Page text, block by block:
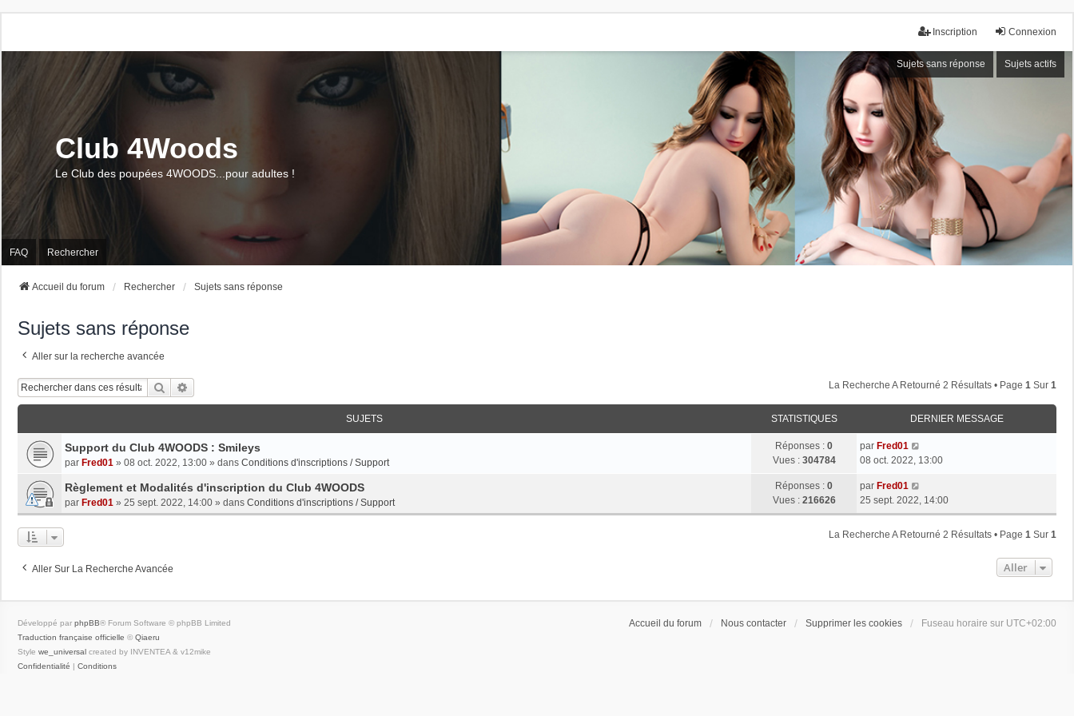
Connexion
Inscription
Sujets sans réponse Sujets actifs
Club 4Woods
Le Club des poupées 4WOODS...pour adultes !
FAQ Rechercher
Accueil du forum Rechercher Sujets sans réponse
Sujets sans réponse
Aller sur la recherche avancée
Rechercher La Recherche A Retourné 2 Résultats • Page 1 Sur 1
SUJETS STATISTIQUES DERNIER MESSAGE
Support du Club 4WOODS : Smileys
par Fred01 » 08 oct. 2022, 13:00 » dans Conditions d'inscriptions / Support
Réponses : 0
Vues : 304784
par Fred01
08 oct. 2022, 13:00
Règlement et Modalités d'inscription du Club 4WOODS
par Fred01 » 25 sept. 2022, 14:00 » dans Conditions d'inscriptions / Support
Réponses : 0
Vues : 216626
par Fred01
25 sept. 2022, 14:00
La Recherche A Retourné 2 Résultats • Page 1 Sur 1
Aller Sur La Recherche Avancée Aller
Accueil du forum Nous contacter Supprimer les cookies Fuseau horaire sur UTC+02:00
Développé par phpBB® Forum Software © phpBB Limited
Traduction française officielle © Qiaeru
Style we_universal created by INVENTEA & v12mike
Confidentialité | Conditions